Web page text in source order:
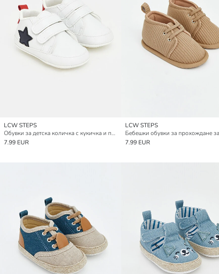
LCW STEPS
Обувки за детска количка с кукичка и примка за бебета момчета
7.99 EUR
LCW STEPS
7.99 EUR